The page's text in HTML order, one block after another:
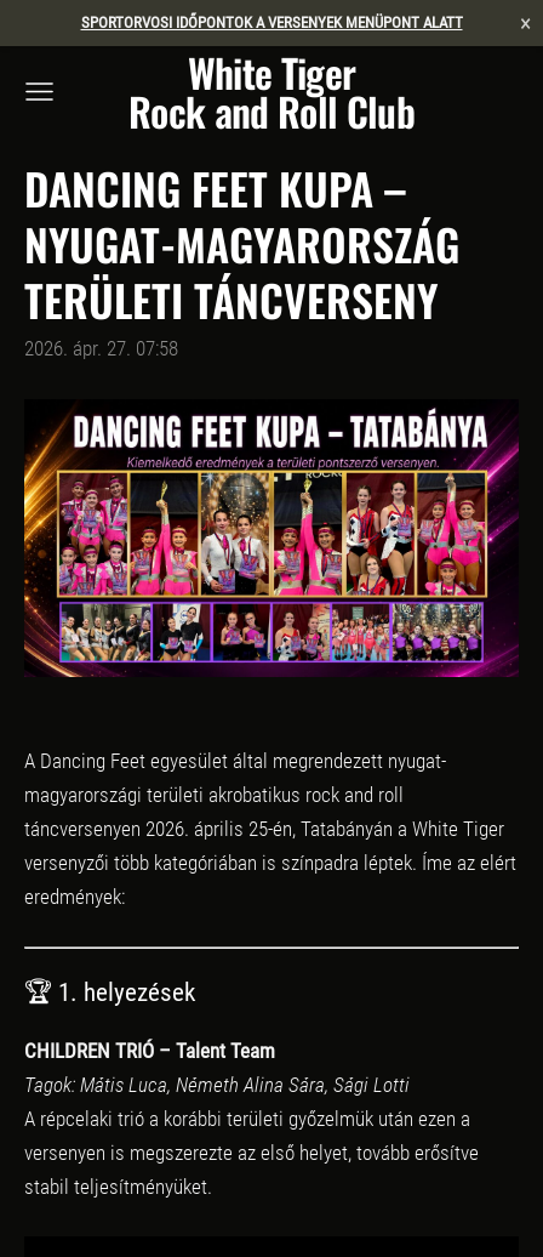
SPORTORVOSI IDŐPONTOK A VERSENYEK MENÜPONT ALATT ×
White Tiger
Rock and Roll Club
DANCING FEET KUPA –
NYUGAT-MAGYARORSZÁG
TERÜLETI TÁNCVERSENY
2026. ápr. 27. 07:58
A Dancing Feet egyesület által megrendezett nyugat-
magyarországi területi akrobatikus rock and roll
táncversenyen 2026. április 25-én, Tatabányán a White Tiger
versenyzői több kategóriában is színpadra léptek. Íme az elért
eredmények:
🏆 1. helyezések
CHILDREN TRIÓ – Talent Team
Tagok: Mátis Luca, Németh Alina Sára, Sági Lotti
A répcelaki trió a korábbi területi győzelmük után ezen a
versenyen is megszerezte az első helyet, tovább erősítve
stabil teljesítményüket.